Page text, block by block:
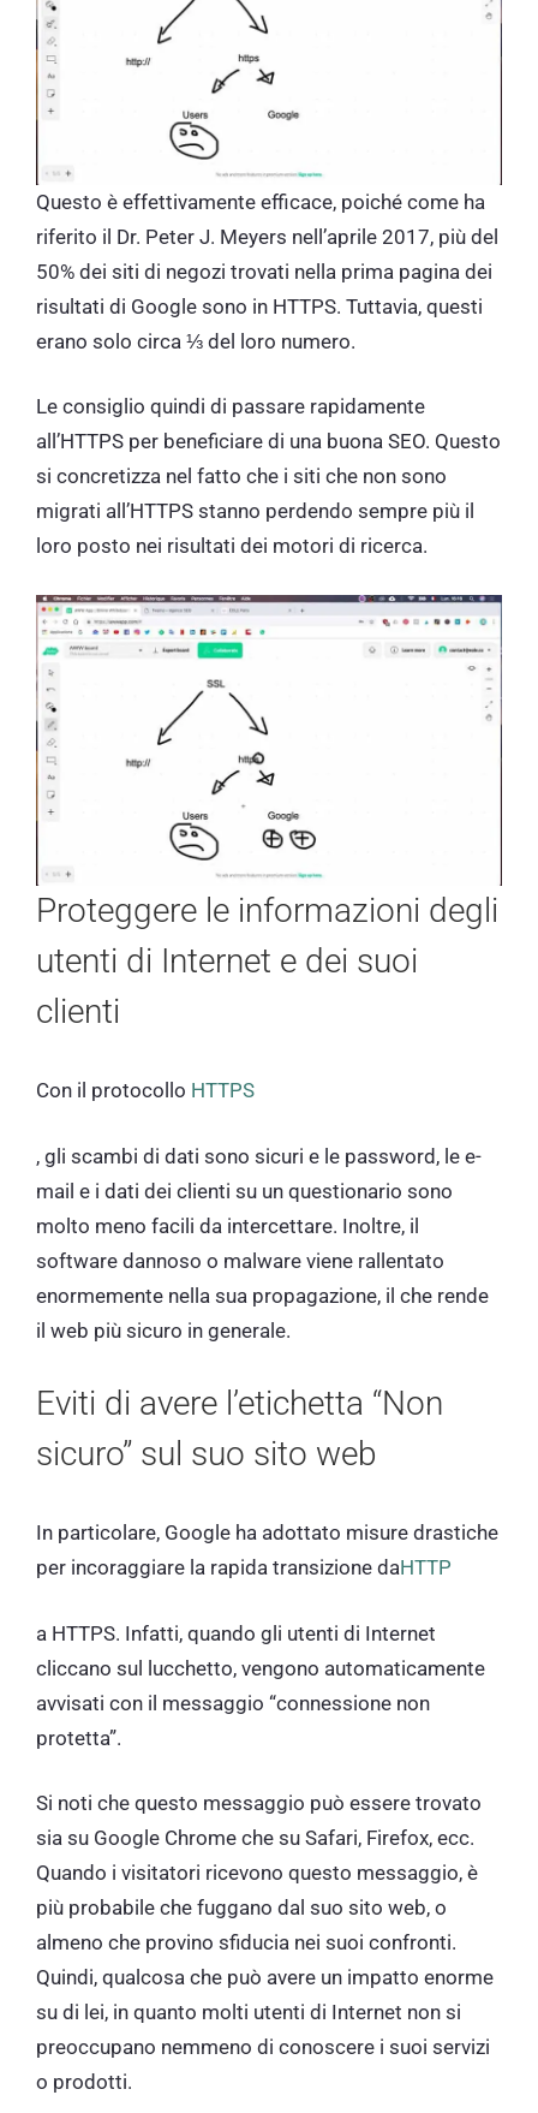
Questo è effettivamente efficace, poiché come ha
riferito il Dr. Peter J. Meyers nell’aprile 2017, più del
50% dei siti di negozi trovati nella prima pagina dei
risultati di Google sono in HTTPS. Tuttavia, questi
erano solo circa ⅓ del loro numero.
Le consiglio quindi di passare rapidamente
all’HTTPS per beneficiare di una buona SEO. Questo
si concretizza nel fatto che i siti che non sono
migrati all’HTTPS stanno perdendo sempre più il
loro posto nei risultati dei motori di ricerca.
Proteggere le informazioni degli
utenti di Internet e dei suoi
clienti
Con il protocollo HTTPS
, gli scambi di dati sono sicuri e le password, le e-
mail e i dati dei clienti su un questionario sono
molto meno facili da intercettare. Inoltre, il
software dannoso o malware viene rallentato
enormemente nella sua propagazione, il che rende
il web più sicuro in generale.
Eviti di avere l’etichetta “Non
sicuro” sul suo sito web
In particolare, Google ha adottato misure drastiche
per incoraggiare la rapida transizione daHTTP
a HTTPS. Infatti, quando gli utenti di Internet
cliccano sul lucchetto, vengono automaticamente
avvisati con il messaggio “connessione non
protetta”.
Si noti che questo messaggio può essere trovato
sia su Google Chrome che su Safari, Firefox, ecc.
Quando i visitatori ricevono questo messaggio, è
più probabile che fuggano dal suo sito web, o
almeno che provino sfiducia nei suoi confronti.
Quindi, qualcosa che può avere un impatto enorme
su di lei, in quanto molti utenti di Internet non si
preoccupano nemmeno di conoscere i suoi servizi
o prodotti.